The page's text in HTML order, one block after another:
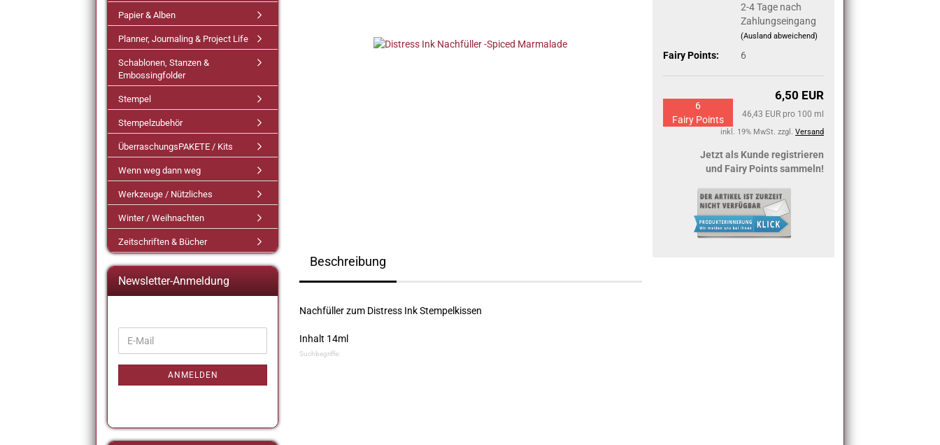
2-4 Tage nach
Zahlungseingang
(Ausland abweichend)
Fairy Points: 6
6,50 EUR
46,43 EUR pro 100 ml
inkl. 19% MwSt. zzgl. Versand
6
Fairy Points
Jetzt als Kunde registrieren
und Fairy Points sammeln!
Beschreibung
Nachfüller zum Distress Ink Stempelkissen
Inhalt 14ml
Suchbegriffe:
Papier & Alben
Planner, Journaling & Project Life
Schablonen, Stanzen &
Embossingfolder
Stempel
Stempelzubehör
ÜberraschungsPAKETE / Kits
Wenn weg dann weg
Werkzeuge / Nützliches
Winter / Weihnachten
Zeitschriften & Bücher
Newsletter-Anmeldung
ZUR
ANMELDUNG
E-
Mail
ANMELDEN